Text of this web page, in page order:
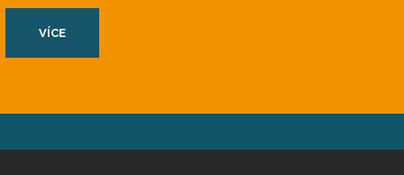
VÍCE